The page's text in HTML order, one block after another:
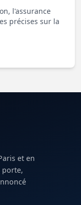
l'assurance
précises sur la
et en
porte,